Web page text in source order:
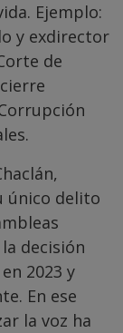
Ejemplo:
y exdirector
de
único delito
decisión
2023 y
En ese
la voz ha